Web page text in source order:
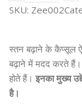
SKU: Zee002
स्तन बढ़ाने के कैप्सूल
बढ़ाने में मदद करते
होते हैं। इनका मुख्य
है।